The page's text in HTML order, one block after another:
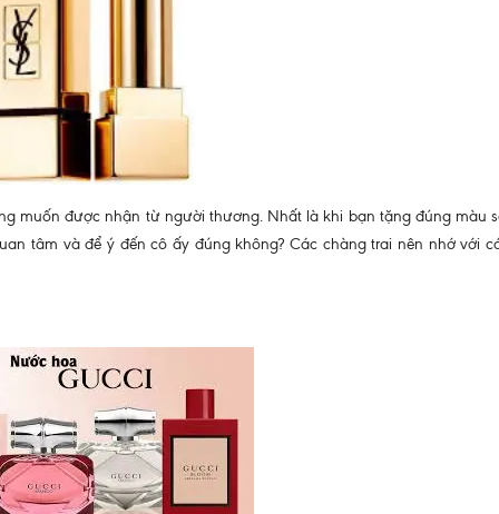
muốn được nhận từ người thương. Nhất là khi bạn tặng đúng màu
tâm và để ý đến cô ấy đúng không? Các chàng trai nên nhớ với